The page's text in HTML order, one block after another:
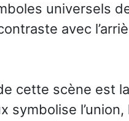
universels
avec
cette scène est
symbolise